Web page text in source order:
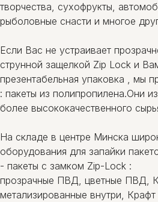
творчества, сухофрукты,
рыболовные снасти и многое
Если Вас не устраивает
струнной защелкой Zip Lock и
презентабельная упаковка , мы
: пакеты из полипропилена.Они
более высококачественного
На складе в центре Минска
оборудования для запайки
- пакеты c замком Zip-Lock :
прозрачные ПВД, цветные ПВД,
метализированные внутри,